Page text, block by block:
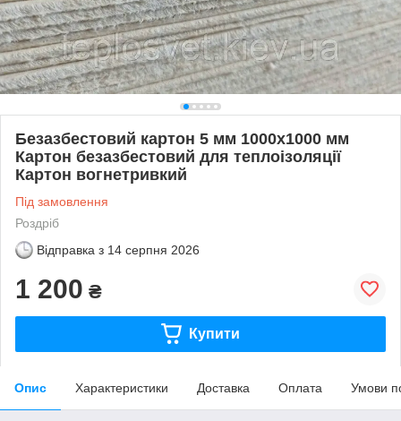
Безазбестовий картон 5 мм 1000х1000 мм
Картон безазбестовий для теплоізоляції
Картон вогнетривкий
Під замовлення
Роздріб
Відправка з 14 серпня 2026
1 200 ₴
Купити
Опис Характеристики Доставка Оплата Умови